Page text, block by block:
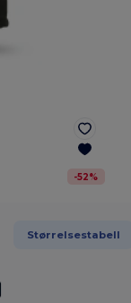
-52%
Størrelsestabell